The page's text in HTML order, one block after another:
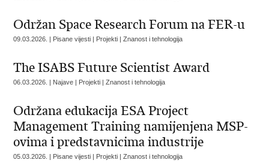
Održan Space Research Forum na FER-u
09.03.2026. | Pisane vijesti | Projekti | Znanost i tehnologija
The ISABS Future Scientist Award
06.03.2026. | Najave | Projekti | Znanost i tehnologija
Održana edukacija ESA Project
Management Training namijenjena MSP-
ovima i predstavnicima industrije
05.03.2026. | Pisane vijesti | Projekti | Znanost i tehnologija